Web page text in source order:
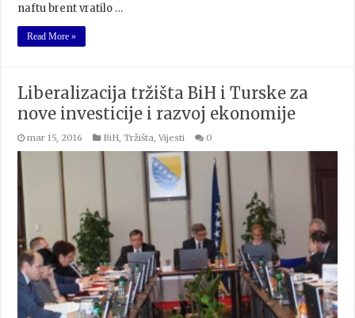
naftu brent vratilo …
Read More »
Liberalizacija tržišta BiH i Turske za
nove investicije i razvoj ekonomije
mar 15, 2016 BiH,Tržišta,Vijesti 0